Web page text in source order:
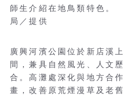
師生介紹在地鳥類特色。
局／提供
廣興河濱公園位於新店溪
間，兼具自然風光、人文
合。高灘處深化與地方合
畫，改善原荒煙漫草及老